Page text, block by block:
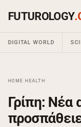
FUTUROLOGY
DIGITAL WORLD
HOME HEALTH
Γρίπη: Νέα